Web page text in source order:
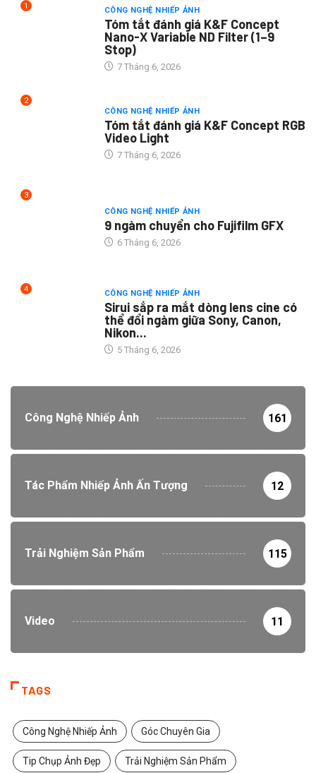
1 CÔNG NGHỆ NHIẾP ẢNH
Tóm tắt đánh giá K&F Concept
Nano-X Variable ND Filter (1–9
Stop)
7 Tháng 6, 2026
2
CÔNG NGHỆ NHIẾP ẢNH
Tóm tắt đánh giá K&F Concept RGB
Video Light
7 Tháng 6, 2026
3
CÔNG NGHỆ NHIẾP ẢNH
9 ngàm chuyển cho Fujifilm GFX
6 Tháng 6, 2026
4 CÔNG NGHỆ NHIẾP ẢNH
Sirui sắp ra mắt dòng lens cine có
thể đổi ngàm giữa Sony, Canon,
Nikon...
5 Tháng 6, 2026
Công Nghệ Nhiếp Ảnh 161
Tác Phẩm Nhiếp Ảnh Ấn Tượng 12
Trải Nghiệm Sản Phẩm 115
Video 11
TAGS
Công Nghệ Nhiếp Ảnh Góc Chuyên Gia
Tip Chụp Ảnh Đẹp Trải Nghiệm Sản Phẩm